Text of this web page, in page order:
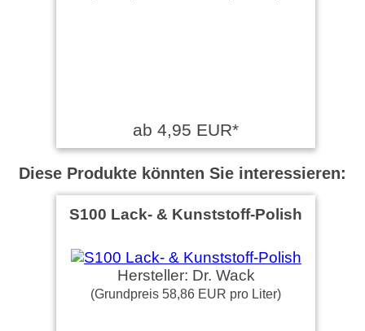
ab 4,95 EUR*
Diese Produkte könnten Sie interessieren:
S100 Lack- & Kunststoff-Polish
Hersteller: Dr. Wack
(Grundpreis 58,86 EUR pro Liter)